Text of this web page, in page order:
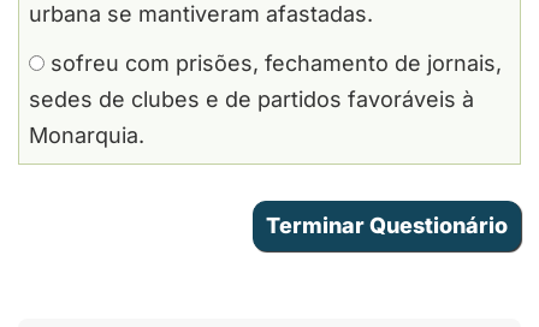
urbana se mantiveram afastadas.
sofreu com prisões, fechamento de jornais,
sedes de clubes e de partidos favoráveis à
Monarquia.